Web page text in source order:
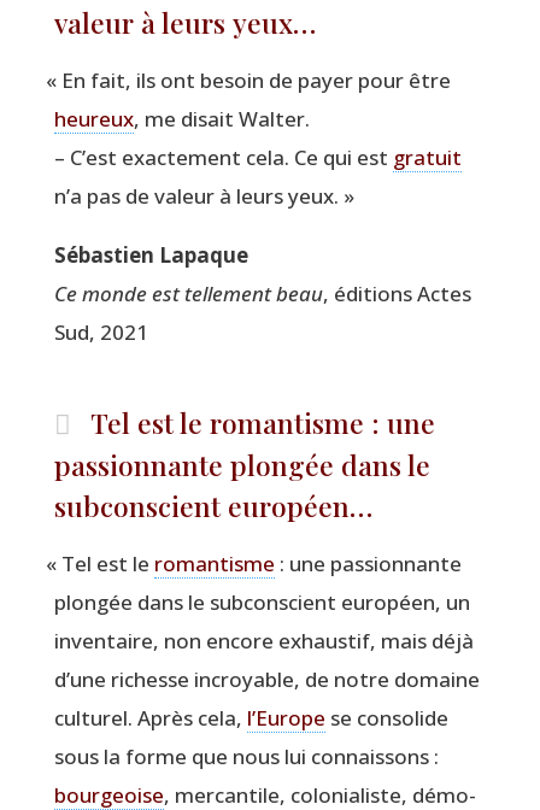
valeur à leurs yeux…
« En fait, ils ont besoin de payer pour être
heu­reux, me disait Walter.
– C’est exac­te­ment cela. Ce qui est gra­tuit
n’a pas de valeur à leurs yeux. »
Sébas­tien Lapaque
Ce monde est tel­le­ment beau, édi­tions Actes
Sud, 2021
Tel est le romantisme : une
passionnante plongée dans le
subconscient européen…
« Tel est le roman­tisme : une pas­sion­nante
plon­gée dans le sub­cons­cient euro­péen, un
inven­taire, non encore exhaus­tif, mais déjà
d’une richesse incroyable, de notre domaine
cultu­rel. Après cela, l’Eu­rope se conso­lide
sous la forme que nous lui connais­sons :
bour­geoise, mer­can­tile, colo­nia­liste, démo­